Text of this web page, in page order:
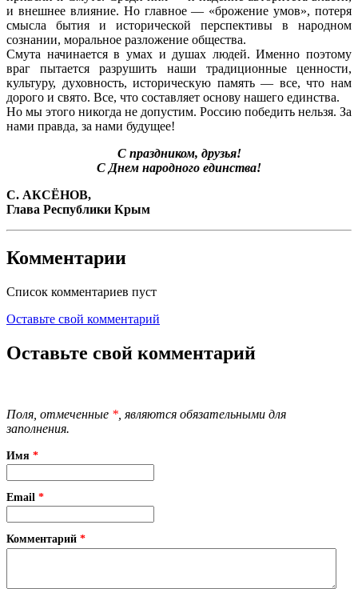
и внешнее влияние. Но главное — «брожение умов», потеря
смысла бытия и исторической перспективы в народном
сознании, моральное разложение общества.
Смута начинается в умах и душах людей. Именно поэтому
враг пытается разрушить наши традиционные ценности,
культуру, духовность, историческую память — все, что нам
дорого и свято. Все, что составляет основу нашего единства.
Но мы этого никогда не допустим. Россию победить нельзя. За
нами правда, за нами будущее!
С праздником, друзья!
С Днем народного единства!
С. АКСЁНОВ,
Глава Республики Крым
Комментарии
Список комментариев пуст
Оставьте свой комментарий
Оставьте свой комментарий
Поля, отмеченные * , являются обязательными для
заполнения.
Имя *
Email *
Комментарий *